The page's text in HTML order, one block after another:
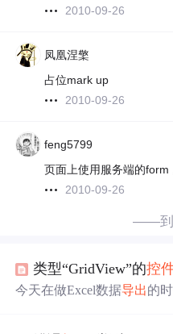
2010-09-26
凤凰涅檠
占位mark up
2010-09-26
feng5799
页面上使用服务端的
2010-09-26
——
类型“GridView”的控
今天在做Excel数据导出的